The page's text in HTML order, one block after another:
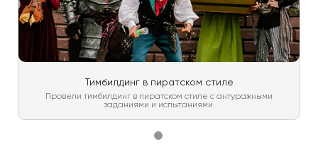
Тимбилдинг в пиратском стиле
Провели тимбилдинг в пиратском стиле с антуражными
заданиями и испытаниями.